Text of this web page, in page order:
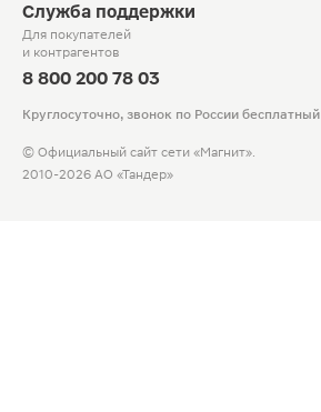
Служба поддержки
Для покупателей
и контрагентов
8 800 200 78 03
Круглосуточно, звонок по России бесплатный
© Официальный сайт сети «Магнит».
2010-2026 АО «Тандер»